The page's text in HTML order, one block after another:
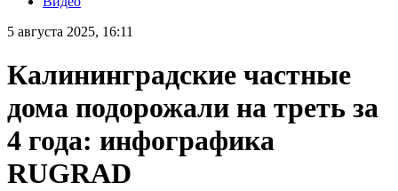
5 августа 2025, 16:11
Калининградские частные
дома подорожали на треть за
4 года: инфографика
RUGRAD